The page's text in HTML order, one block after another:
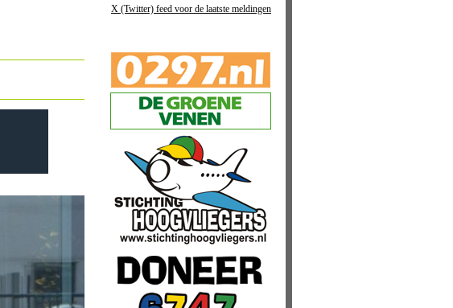
X (Twitter) feed voor de laatste meldingen